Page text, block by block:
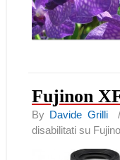
Fujinon
By Davide Grilli/
disabilitati su